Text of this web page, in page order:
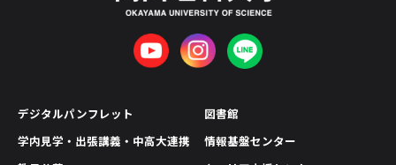
デジタルパンフレット
学内見学・出張講義・中高大連携
図書館
情報基盤センター